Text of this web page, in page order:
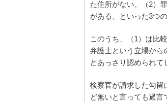
た住所がない、（2）
がある、といった3つ
このうち、（1）は比
弁護士という立場から
とあっさり認められて
検察官が請求した勾留
ど無いと言っても過